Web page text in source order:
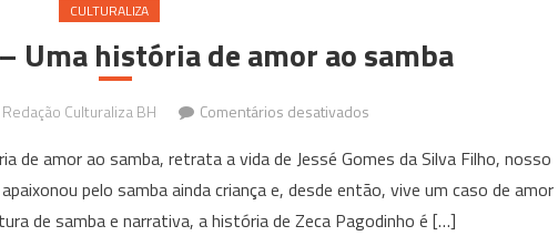
CULTURALIZA
Uma história de amor ao samba
Redação Culturaliza BH Comentários desativadosem
Pagodinho
–
Uma
de amor ao samba, retrata a vida de Jessé Gomes da Silva Filho, nosso
pelo samba ainda criança e, desde então, vive um caso de amor
de samba e narrativa, a história de Zeca Pagodinho é […]